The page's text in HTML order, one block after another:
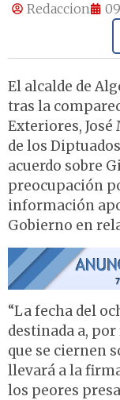
Redaccion
El alcalde de
tras la
Exteriores, José
de los Diptuados
acuerdo sobre
preocupación
información
Gobierno en
“La fecha del
destinada a,
que se ciernen
llevará a la
los peores